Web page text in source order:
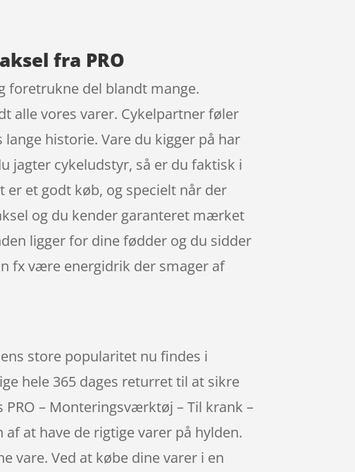
fra PRO
foretrukne del blandt mange.
alle vores varer. Cykelpartner føler
historie. Vare du kigger på har
jagter cykeludstyr, så er du faktisk i
er et godt køb, og specielt når der
og du kender garanteret mærket
ligger for dine fødder og du sidder
fx være energidrik der smager af
store popularitet nu findes i
hele 365 dages returret til at sikre
– Monteringsværktøj – Til krank –
at have de rigtige varer på hylden.
vare. Ved at købe dine varer i en